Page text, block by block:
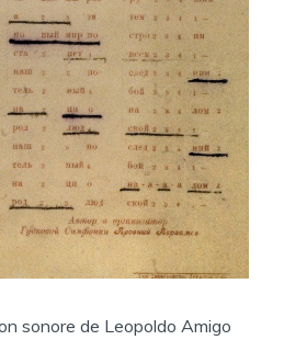
sonore de Leopoldo Amigo